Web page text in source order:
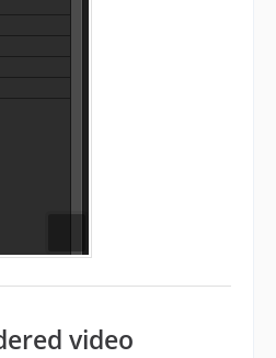
video